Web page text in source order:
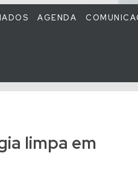
AGENDA
limpa em